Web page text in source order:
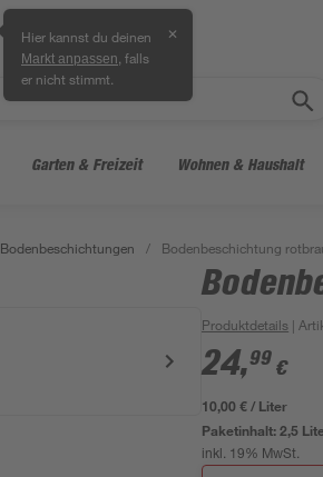
Hier kannst du deinen
Markt anpassen , falls
er nicht stimmt.
✕
Garten & Freizeit Wohnen & Haushalt
Bodenbeschichtungen / Bodenbeschichtung
Produktdetails |
24,99 €
10,00 € / Liter
Paketinhalt:2,5
inkl. 19% MwSt.